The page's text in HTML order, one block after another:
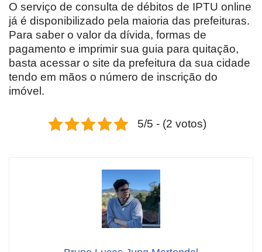
O serviço de consulta de débitos de IPTU online
já é disponibilizado pela maioria das prefeituras.
Para saber o valor da dívida, formas de
pagamento e imprimir sua guia para quitação,
basta acessar o site da prefeitura da sua cidade
tendo em mãos o número de inscrição do
imóvel.
5/5 - (2 votos)